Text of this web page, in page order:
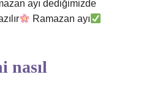
ayı dediğimizde
Ramazan ayı
nasıl